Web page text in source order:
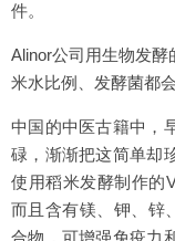
件。
Alinor公司用生物发酵
米水比例、发酵菌都
中国的中医古籍中，
碌，渐渐把这简单却
使用稻米发酵制作的
而且含有镁、钾、锌
合物，可增强免疫力